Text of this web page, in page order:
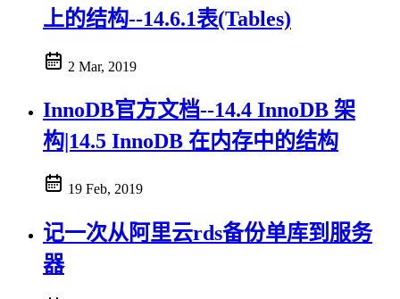
上的结构--14.6.1表(Tables)
2 Mar, 2019
InnoDB官方文档--14.4 InnoDB 架
构|14.5 InnoDB 在内存中的结构
19 Feb, 2019
记一次从阿里云rds备份单库到服务
器